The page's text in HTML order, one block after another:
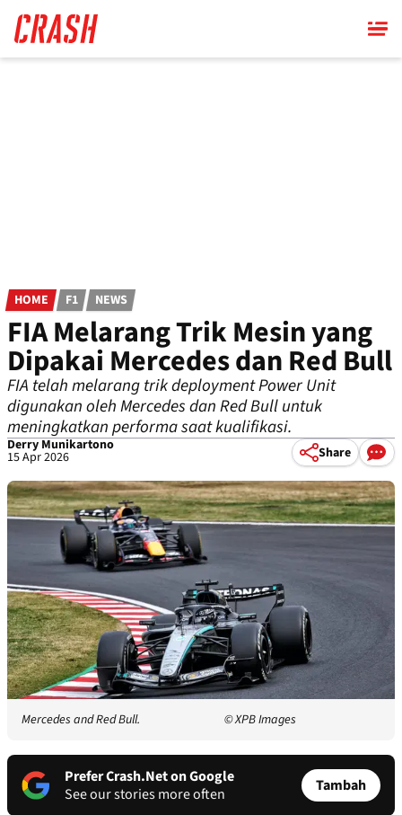
main
content
HOME F1 NEWS
FIA Melarang Trik Mesin yang
Dipakai Mercedes dan Red Bull
FIA telah melarang trik deployment Power Unit
digunakan oleh Mercedes dan Red Bull untuk
meningkatkan performa saat kualifikasi.
Derry Munikartono
15 Apr 2026 Share
Mercedes and Red Bull. © XPB Images
Prefer Crash.Net on Google
See our stories more often
Tambah